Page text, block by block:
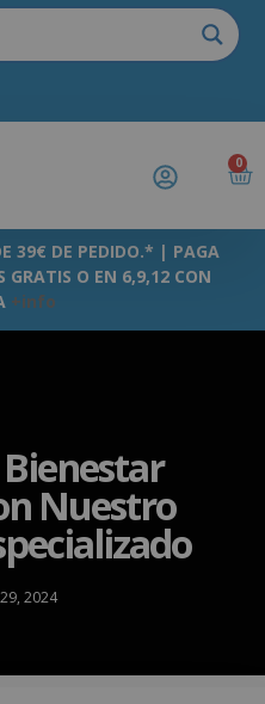
0
39€ DE PEDIDO.* | PAGA
GRATIS O EN 6,9,12 CON
+info
Nuestro
2024